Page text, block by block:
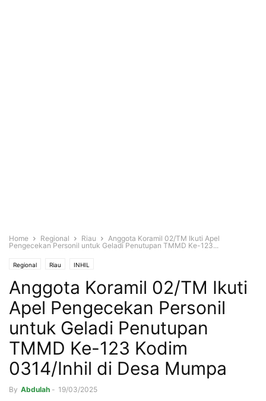
Home Regional Riau
Anggota Koramil 02/TM Ikuti Apel
Pengecekan Personil untuk Geladi Penutupan TMMD Ke-123...
Regional Riau INHIL
Anggota Koramil 02/TM Ikuti
Apel Pengecekan Personil
untuk Geladi Penutupan
TMMD Ke-123 Kodim
0314/Inhil di Desa Mumpa
By Abdulah - 19/03/2025